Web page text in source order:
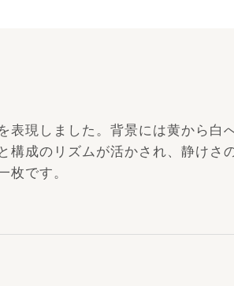
表現しました。背景には黄から白
構成のリズムが活かされ、静けさ
枚です。